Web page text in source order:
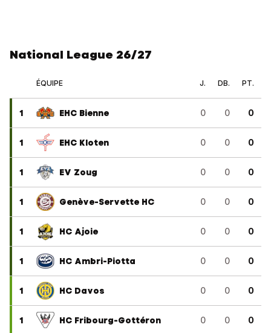
National League 26/27
ÉQUIPE J. DB. PT.
1 EHC Bienne 0 0 0
1 EHC Kloten 0 0 0
1 EV Zoug 0 0 0
1 Genève-Servette HC 0 0 0
1 HC Ajoie 0 0 0
1 HC Ambri-Piotta 0 0 0
1 HC Davos 0 0 0
1 HC Fribourg-Gottéron 0 0 0